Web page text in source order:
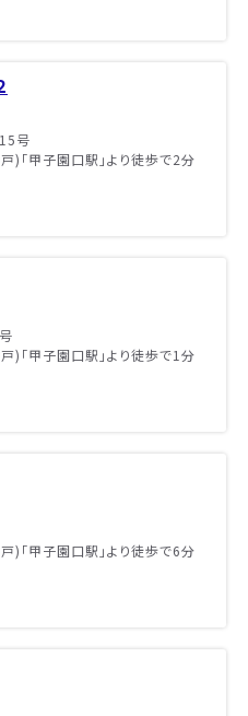
号
「甲子園口駅」より徒歩で2分
「甲子園口駅」より徒歩で1分
「甲子園口駅」より徒歩で6分